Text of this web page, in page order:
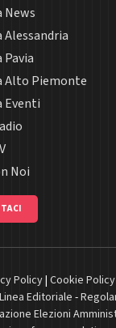
Alto Piemonte
Noi
Policy| Cookie Policy
Linea Editoriale -
Elezioni